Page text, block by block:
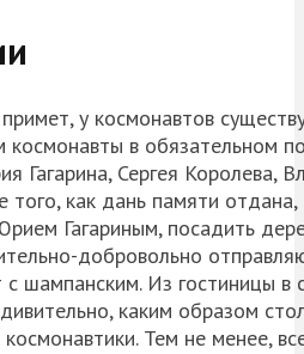
у космонавтов
в обязательном
Гагарина, Сергея Королева,
того, как дань памяти
Гагариным, посадить
добровольно
с шампанским. Из гостиницы
каким образом
Тем не менее,